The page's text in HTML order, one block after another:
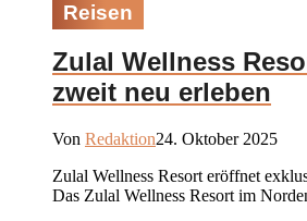
Reisen
Zulal Wellness
zweit neu erleben
Von Redaktion24. Oktober 2025
Zulal Wellness Resort eröffnet
Das Zulal Wellness Resort im